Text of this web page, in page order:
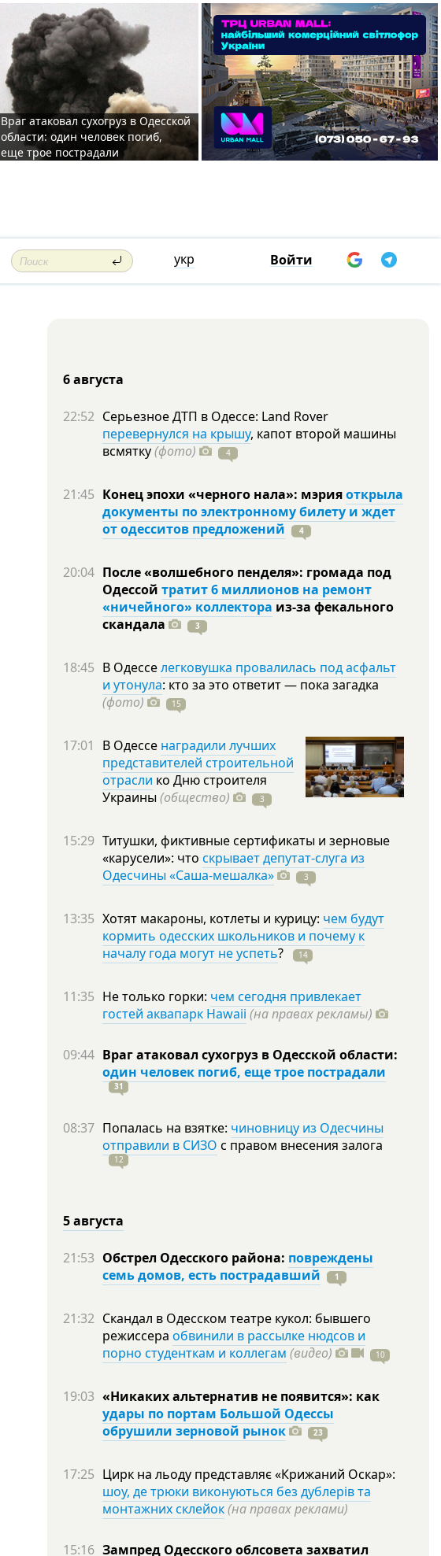
Враг атаковал сухогруз в Одесской
области: один человек погиб,
еще трое пострадали
укр Войти
6 августа
22:52 Серьезное ДТП в Одессе: Land Rover
перевернулся на крышу, капот второй машины
всмятку(фото) 4
21:45 Конец эпохи «черного нала»: мэрияоткрыла
документы по электронному билету и ждет
от одесситов предложений
4
20:04 После «волшебного пенделя»: громада под
Одессой тратит 6 миллионов на ремонт
«ничейного» коллектора из-за фекального
скандала
3
18:45 В Одесселегковушка провалилась под асфальт
и утонула: кто за это ответит — пока загадка
(фото)
15
17:01 В Одессе наградили лучших
представителей строительной
отрасли ко Дню строителя
Украины (общество) 3
15:29 Титушки, фиктивные сертификаты и зерновые
«карусели»: что скрывает депутат-слуга из
Одесчины «Саша-мешалка»
3
13:35 Хотят макароны, котлеты и курицу: чем будут
кормить одесских школьников и почему к
началу года могут не успеть? 14
11:35 Не только горки: чем сегодня привлекает
гостей аквапарк Hawaii (на правах рекламы)
09:44 Враг атаковал сухогруз в Одесской области:
один человек погиб, еще трое пострадали
31
08:37 Попалась на взятке: чиновницу из Одесчины
отправили в СИЗО с правом внесения залога
12
5 августа
21:53 Обстрел Одесского района: повреждены
семь домов, есть пострадавший
1
21:32 Скандал в Одесском театре кукол: бывшего
режиссера обвинили в рассылке нюдсов и
порно студенткам и коллегам (видео) 10
19:03 «Никаких альтернатив не появится»: как
удары по портам Большой Одессы
обрушили зерновой рынок
23
17:25 Цирк на льоду представляє «Крижаний Оскар»:
шоу, де трюки виконуються без дублерів та
монтажних склейок(на правах реклами)
15:16 Зампред Одесского облсовета захватил